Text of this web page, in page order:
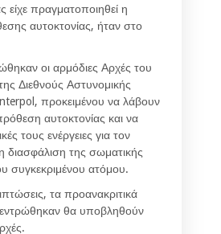
είχε πραγματοποιηθεί η
αυτοκτονίας, ήταν στο
οι αρμόδιες Αρχές του
Διεθνούς Αστυνομικής
προκειμένου να λάβουν
αυτοκτονίας και να
τους ενέργειες για τον
διασφάλιση της σωματικής
συγκεκριμένου ατόμου.
τα προανακριτικά
θα υποβληθούν